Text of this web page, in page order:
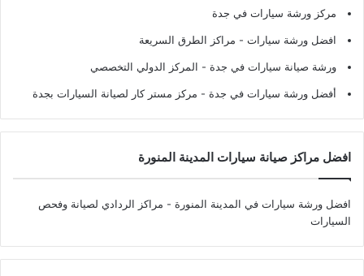
مركز ورشة سيارات في جدة
افضل ورشة سيارات - مراكز الطرق السريعة
ورشة صيانة سيارات في جدة - المركز الدولي التخصصي
أفضل ورشة سيارات في جدة - مركز مستر كار لصيانة السيارات بجدة
افضل مراكز صيانة سيارات المدينة المنورة
افضل ورشة سيارات في المدينة المنورة - مراكز الردادي لصيانة وفحص
السيارات